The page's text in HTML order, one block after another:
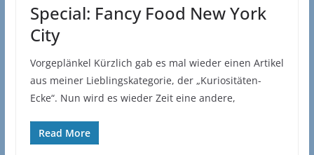
Special: Fancy Food New York
City
Vorgeplänkel Kürzlich gab es mal wieder einen Artikel
aus meiner Lieblingskategorie, der „Kuriositäten-
Ecke“. Nun wird es wieder Zeit eine andere,
Read More